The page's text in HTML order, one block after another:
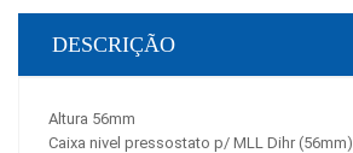
DESCRIÇÃO
Altura 56mm
Caixa nivel pressostato p/ MLL Dihr (56mm)